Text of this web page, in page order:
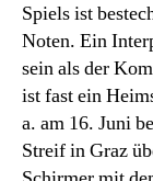
Spiels ist
Noten. Ein
sein als der
ist fast ein
a. am 16. Juni
Streif in Graz